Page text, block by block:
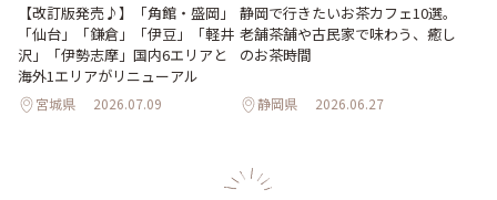
【改訂版発売♪】「角館・盛岡」
「仙台」「鎌倉」「伊豆」「軽井
沢」「伊勢志摩」国内6エリアと
海外1エリアがリニューアル
宮城県 2026.07.09
静岡で行きたいお茶カフェ10選。
老舗茶舗や古民家で味わう、癒し
のお茶時間
静岡県 2026.06.27